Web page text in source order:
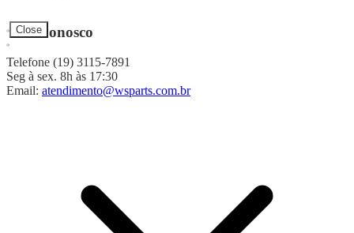
Close
Fale Conosco
Telefone (19) 3115-7891
Seg à sex. 8h às 17:30
Email: atendimento@wsparts.com.br